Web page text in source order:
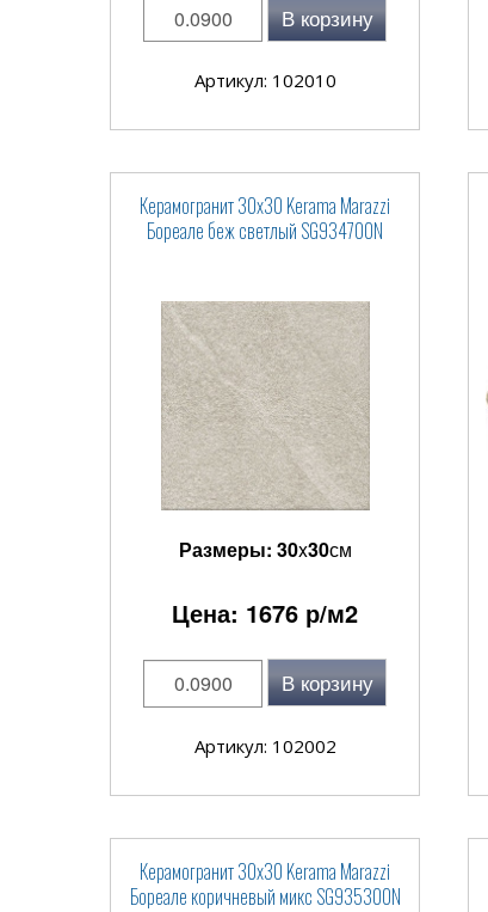
В корзину
Артикул: 102010
Керамогранит 30x30 Kerama Marazzi
Бореале беж светлый SG934700N
Размеры: 30x30см
Цена: 1676 р/м2
В корзину
Артикул: 102002
Керамогранит 30x30 Kerama Marazzi
Бореале коричневый микс SG935300N